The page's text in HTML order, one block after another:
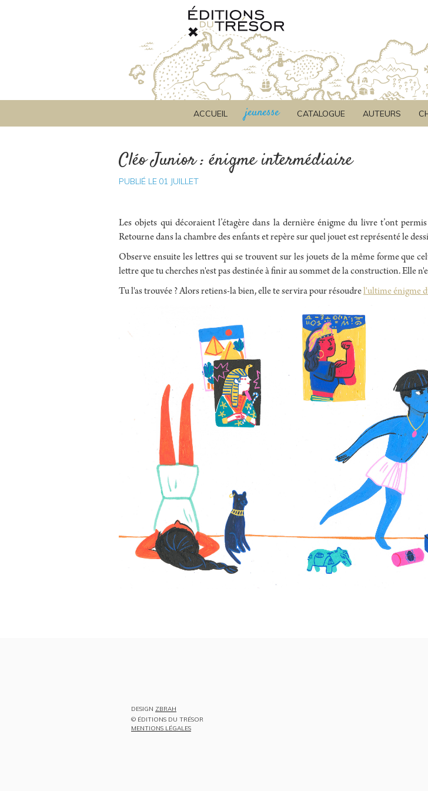
AUTEURS
CATALOGUE
jeunesse
ACCUEIL
Cléo Junior : énigme intermédiaire
PUBLIÉ LE 01 JUILLET
Les objets qui décoraient l’étagère dans la dernière énigme du livre t’ont
Retourne dans la chambre des enfants et repère sur quel jouet est représenté le
Observe ensuite les lettres qui se trouvent sur les jouets de la même forme que
lettre que tu cherches n'est pas destinée à finir au sommet de la construction. Elle
Tu l'as trouvée ? Alors retiens-la bien, elle te servira pour résoudrel'ultime énigme
DESIGN ZBRAH
© ÉDITIONS DU TRÉSOR
MENTIONS LÉGALES